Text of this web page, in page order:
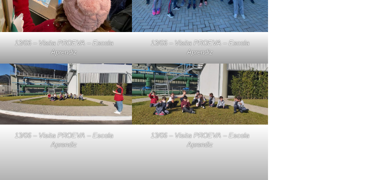
13/06 – Visita PROEVA – Escola
Aprendiz
13/06 – Visita PROEVA – Escola
Aprendiz
13/06 – Visita PROEVA – Escola
Aprendiz
13/06 – Visita PROEVA – Escola
Aprendiz